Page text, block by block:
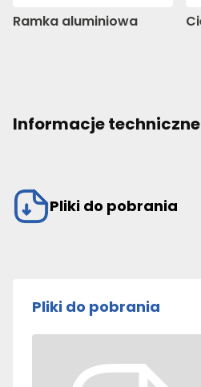
Ramka aluminiowa
Informacje techniczne
Pliki do pobrania
Pliki do pobrania